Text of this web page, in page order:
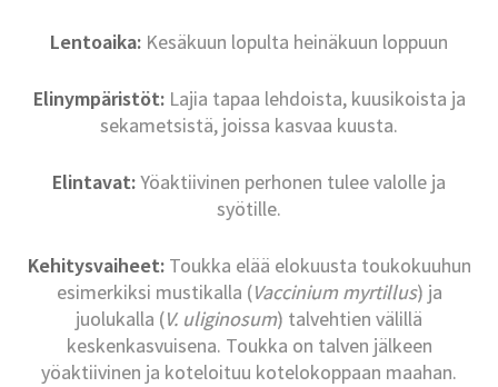
Lentoaika: Kesäkuun lopulta heinäkuun loppuun
Elinympäristöt:Lajia tapaa lehdoista, kuusikoista ja
sekametsistä, joissa kasvaa kuusta.
Elintavat:Yöaktiivinen perhonen tulee valolle ja
syötille.
Kehitysvaiheet:Toukka elää elokuusta toukokuuhun
esimerkiksi mustikalla (Vaccinium myrtillus) ja
juolukalla (V. uliginosum) talvehtien välillä
keskenkasvuisena. Toukka on talven jälkeen
yöaktiivinen ja koteloituu kotelokoppaan maahan.